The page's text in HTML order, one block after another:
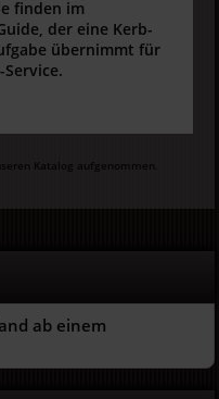
finden im
der eine Kerb-
übernimmt für
Katalog aufgenommen.
ab einem